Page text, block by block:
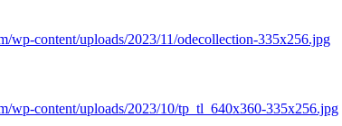
wp-content/uploads/2023/11/odecollection-335x256.jpg
wp-content/uploads/2023/10/tp_tl_640x360-335x256.jpg